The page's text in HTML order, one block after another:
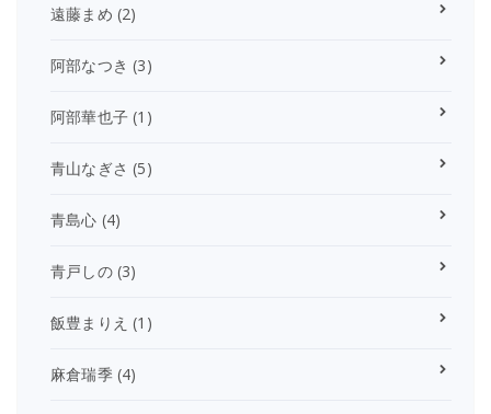
遠藤まめ (2)
阿部なつき (3)
阿部華也子 (1)
青山なぎさ (5)
青島心 (4)
青戸しの(3)
飯豊まりえ (1)
麻倉瑞季(4)